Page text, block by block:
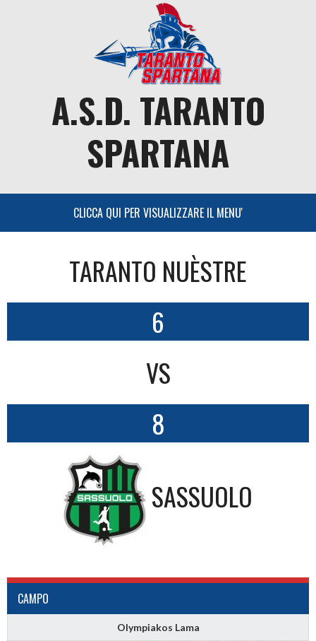
A.S.D. TARANTO
SPARTANA
TARANTO NUÈSTRE
6
VS
8
SASSUOLO
CAMPO
Olympiakos Lama